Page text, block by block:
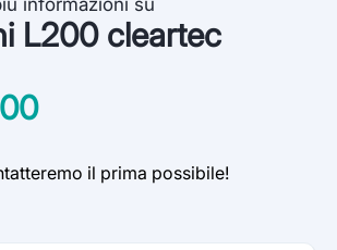
informazioni su
L200 cleartec
il prima possibile!